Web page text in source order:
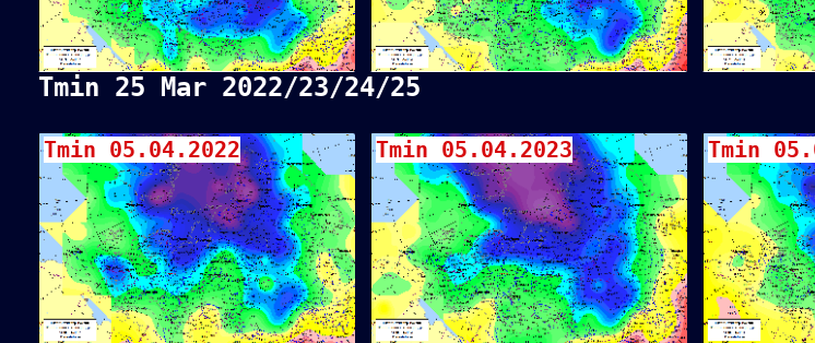
Tmin 25 Mar 2022/23/24/25
Tmin 05.04.2022 Tmin 05.04.2023 Tmin